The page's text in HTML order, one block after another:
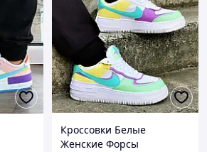
Кроссовки Белые
Женские Форсы